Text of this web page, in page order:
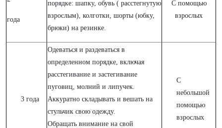
года
порядке: шапку, обувь ( расстегнутую
взрослым), колготки, шорты (юбку,
брюки) на резинке.
С помощью
взрослых
3 года
Одеваться и раздеваться в
определенном порядке, включая
расстегивание и застегивание
пуговиц, молний и липучек.
Аккуратно складывать и вешать на
стульчик свою одежду.
Обращать внимание на свой
С
небольшой
помощью
взрослых